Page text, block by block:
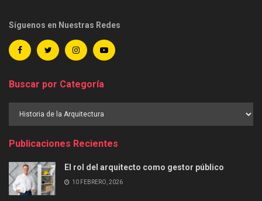
Síguenos en Nuestras Redes
Buscar por Categoría
Publicaciones Recientes
El rol del arquitecto como gestor público
10 FEBRERO, 2026